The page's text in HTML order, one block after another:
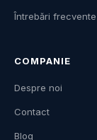
Întrebări frecvente
COMPANIE
Despre noi
Contact
Blog